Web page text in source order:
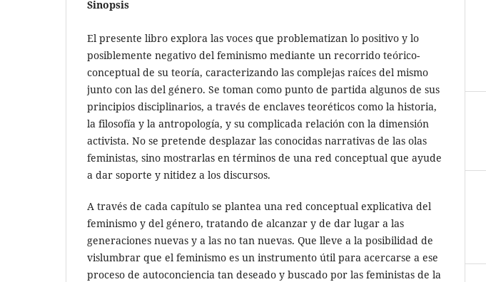
Sinopsis
El presente libro explora las voces que problematizan lo positivo y lo
posiblemente negativo del feminismo mediante un recorrido teórico-
conceptual de su teoría, caracterizando las complejas raíces del mismo
junto con las del género. Se toman como punto de partida algunos de sus
principios disciplinarios, a través de enclaves teoréticos como la historia,
la filosofía y la antropología, y su complicada relación con la dimensión
activista. No se pretende desplazar las conocidas narrativas de las olas
feministas, sino mostrarlas en términos de una red conceptual que ayude
a dar soporte y nitidez a los discursos.
A través de cada capítulo se plantea una red conceptual explicativa del
feminismo y del género, tratando de alcanzar y de dar lugar a las
generaciones nuevas y a las no tan nuevas. Que lleve a la posibilidad de
vislumbrar que el feminismo es un instrumento útil para acercarse a ese
proceso de autoconciencia tan deseado y buscado por las feministas de la